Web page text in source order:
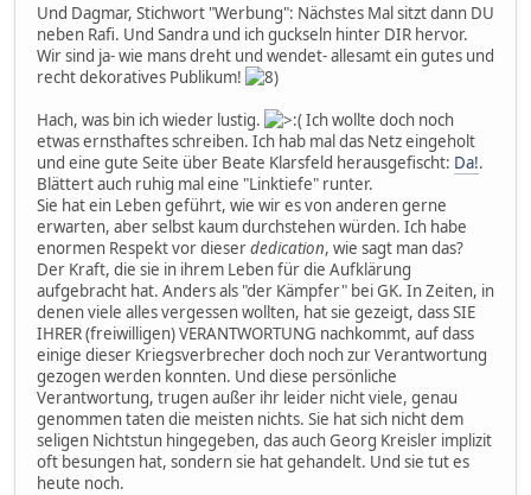
Und Dagmar, Stichwort "Werbung": Nächstes Mal sitzt dann DU
neben Rafi. Und Sandra und ich guckseln hinter DIR hervor.
Wir sind ja- wie mans dreht und wendet- allesamt ein gutes und
recht dekoratives Publikum!
Hach, was bin ich wieder lustig.
Ich wollte doch noch
etwas ernsthaftes schreiben. Ich hab mal das Netz eingeholt
und eine gute Seite über Beate Klarsfeld herausgefischt: Da!.
Blättert auch ruhig mal eine "Linktiefe" runter.
Sie hat ein Leben geführt, wie wir es von anderen gerne
erwarten, aber selbst kaum durchstehen würden. Ich habe
enormen Respekt vor dieserdedication, wie sagt man das?
Der Kraft, die sie in ihrem Leben für die Aufklärung
aufgebracht hat. Anders als "der Kämpfer" bei GK. In Zeiten, in
denen viele alles vergessen wollten, hat sie gezeigt, dass SIE
IHRER (freiwilligen) VERANTWORTUNG nachkommt, auf dass
einige dieser Kriegsverbrecher doch noch zur Verantwortung
gezogen werden konnten. Und diese persönliche
Verantwortung, trugen außer ihr leider nicht viele, genau
genommen taten die meisten nichts. Sie hat sich nicht dem
seligen Nichtstun hingegeben, das auch Georg Kreisler implizit
oft besungen hat, sondern sie hat gehandelt. Und sie tut es
heute noch.